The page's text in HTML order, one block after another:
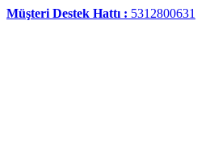
Müşteri Destek Hattı : 5312800631